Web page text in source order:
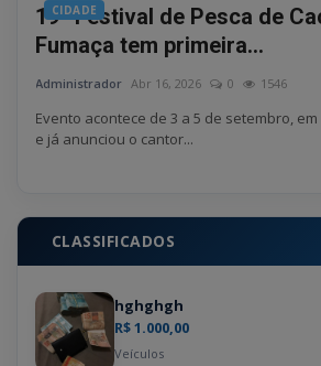
CIDADE
19º Festival de Pesca de
Fumaça tem primeira...
Administrador Abr 16, 2026 0 1546
Evento acontece de 3 a 5 de setembro, em
e já anunciou o cantor...
CLASSIFICADOS
hghghgh
R$ 1.000,00
Veículos